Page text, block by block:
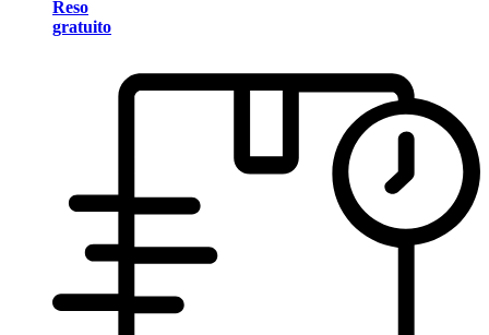
Reso
gratuito